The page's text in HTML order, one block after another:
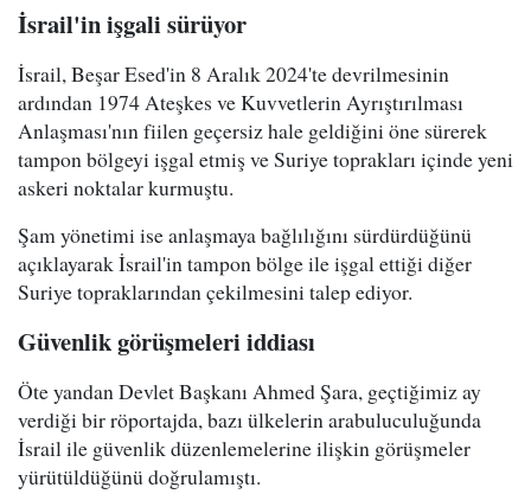
İsrail'in işgali sürüyor
İsrail, Beşar Esed'in 8 Aralık 2024'te devrilmesinin
ardından 1974 Ateşkes ve Kuvvetlerin Ayrıştırılması
Anlaşması'nın fiilen geçersiz hale geldiğini öne sürerek
tampon bölgeyi işgal etmiş ve Suriye toprakları içinde yeni
askeri noktalar kurmuştu.
Şam yönetimi ise anlaşmaya bağlılığını sürdürdüğünü
açıklayarak İsrail'in tampon bölge ile işgal ettiği diğer
Suriye topraklarından çekilmesini talep ediyor.
Güvenlik görüşmeleri iddiası
Öte yandan Devlet Başkanı Ahmed Şara, geçtiğimiz ay
verdiği bir röportajda, bazı ülkelerin arabuluculuğunda
İsrail ile güvenlik düzenlemelerine ilişkin görüşmeler
yürütüldüğünü doğrulamıştı.